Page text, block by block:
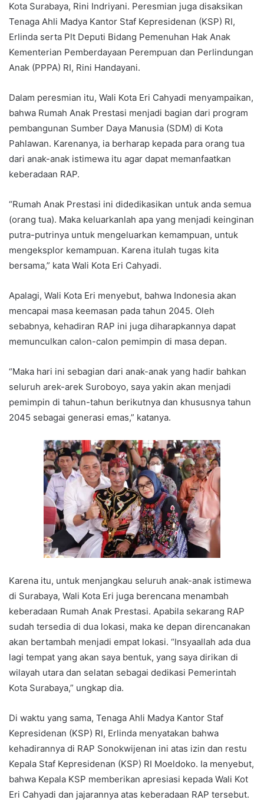
Kota Surabaya, Rini Indriyani. Peresmian juga disaksikan
Tenaga Ahli Madya Kantor Staf Kepresidenan (KSP) RI,
Erlinda serta Plt Deputi Bidang Pemenuhan Hak Anak
Kementerian Pemberdayaan Perempuan dan Perlindungan
Anak (PPPA) RI, Rini Handayani.
Dalam peresmian itu, Wali Kota Eri Cahyadi menyampaikan,
bahwa Rumah Anak Prestasi menjadi bagian dari program
pembangunan Sumber Daya Manusia (SDM) di Kota
Pahlawan. Karenanya, ia berharap kepada para orang tua
dari anak-anak istimewa itu agar dapat memanfaatkan
keberadaan RAP.
“Rumah Anak Prestasi ini didedikasikan untuk anda semua
(orang tua). Maka keluarkanlah apa yang menjadi keinginan
putra-putrinya untuk mengeluarkan kemampuan, untuk
mengeksplor kemampuan. Karena itulah tugas kita
bersama,” kata Wali Kota Eri Cahyadi.
Apalagi, Wali Kota Eri menyebut, bahwa Indonesia akan
mencapai masa keemasan pada tahun 2045. Oleh
sebabnya, kehadiran RAP ini juga diharapkannya dapat
memunculkan calon-calon pemimpin di masa depan.
“Maka hari ini sebagian dari anak-anak yang hadir bahkan
seluruh arek-arek Suroboyo, saya yakin akan menjadi
pemimpin di tahun-tahun berikutnya dan khususnya tahun
2045 sebagai generasi emas,” katanya.
Karena itu, untuk menjangkau seluruh anak-anak istimewa
di Surabaya, Wali Kota Eri juga berencana menambah
keberadaan Rumah Anak Prestasi. Apabila sekarang RAP
sudah tersedia di dua lokasi, maka ke depan direncanakan
akan bertambah menjadi empat lokasi. “Insyaallah ada dua
lagi tempat yang akan saya bentuk, yang saya dirikan di
wilayah utara dan selatan sebagai dedikasi Pemerintah
Kota Surabaya,” ungkap dia.
Di waktu yang sama, Tenaga Ahli Madya Kantor Staf
Kepresidenan (KSP) RI, Erlinda menyatakan bahwa
kehadirannya di RAP Sonokwijenan ini atas izin dan restu
Kepala Staf Kepresidenan (KSP) RI Moeldoko. Ia menyebut,
bahwa Kepala KSP memberikan apresiasi kepada Wali Kot
Eri Cahyadi dan jajarannya atas keberadaan RAP tersebut.